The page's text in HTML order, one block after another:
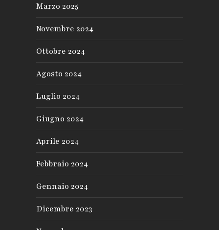
Marzo 2025
Novembre 2024
Ottobre 2024
Agosto 2024
Luglio 2024
Giugno 2024
Aprile 2024
Febbraio 2024
Gennaio 2024
Dicembre 2023